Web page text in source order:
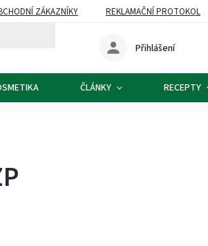
ZÁKAZNÍKY
REKLAMAČNÍ PROTOKOL
Přihlášení
ČLÁNKY RECEPTY